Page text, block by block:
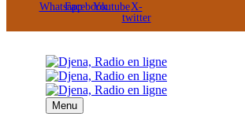
WhatsappFacebookYoutubeX-
twitter
Menu